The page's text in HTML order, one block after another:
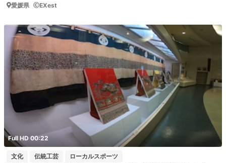
愛媛県 EXest
Full HD 00:22
文化 伝統工芸 ローカルスポーツ